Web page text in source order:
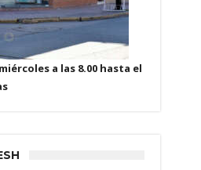
a las 8.00 hasta el